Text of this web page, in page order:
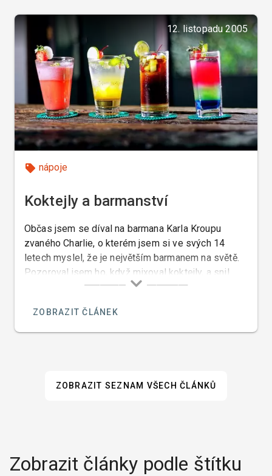
12. listopadu 2005
nápoje
Koktejly a barmanství
Občas jsem se díval na barmana Karla Kroupu
zvaného Charlie, o kterém jsem si ve svých 14
letech myslel, že je největším barmanem na světě.
Pozoroval jsem ho, když mixoval koktejly, a snil
jsem o tom, že jednoho dne budu také takovým
nikdy nesplnil.
ZOBRAZIT ČLÁNEK
ZOBRAZIT SEZNAM VŠECH ČLÁNKŮ
Zobrazit články podle štítku